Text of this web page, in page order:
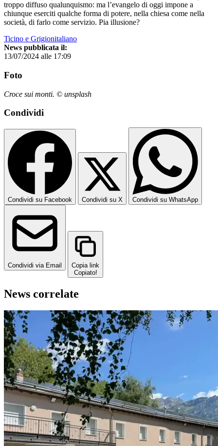
troppo diffuso qualunquismo: ma l’evangelo di oggi impone a
chiunque eserciti qualche forma di potere, nella chiesa come nella
società, di farlo come servizio. Pia illusione?
Ticino e Grigionitaliano
News pubblicata il:
13/07/2024 alle 17:09
Foto
Croce sui monti. © unsplash
Condividi
Condividi su Facebook Condividi su X Condividi su WhatsApp
Condividi via Email
Copia link
Copiato!
News correlate